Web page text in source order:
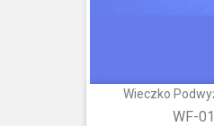
Wieczko
WF-